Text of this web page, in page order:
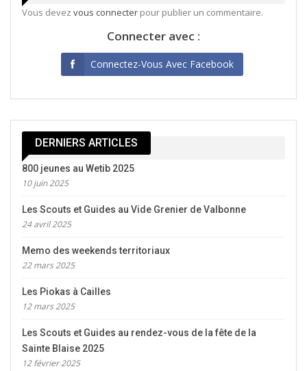
Vous devez vous connecter pour publier un commentaire.
Connecter avec :
Connectez-Vous Avec Facebook
DERNIERS ARTICLES
800 jeunes au Wetib 2025
10 juin 2025
Les Scouts et Guides au Vide Grenier de Valbonne
24 avril 2025
Memo des weekends territoriaux
22 mars 2025
Les Piokas à Cailles
12 mars 2025
Les Scouts et Guides au rendez-vous de la fête de la
Sainte Blaise 2025
12 février 2025